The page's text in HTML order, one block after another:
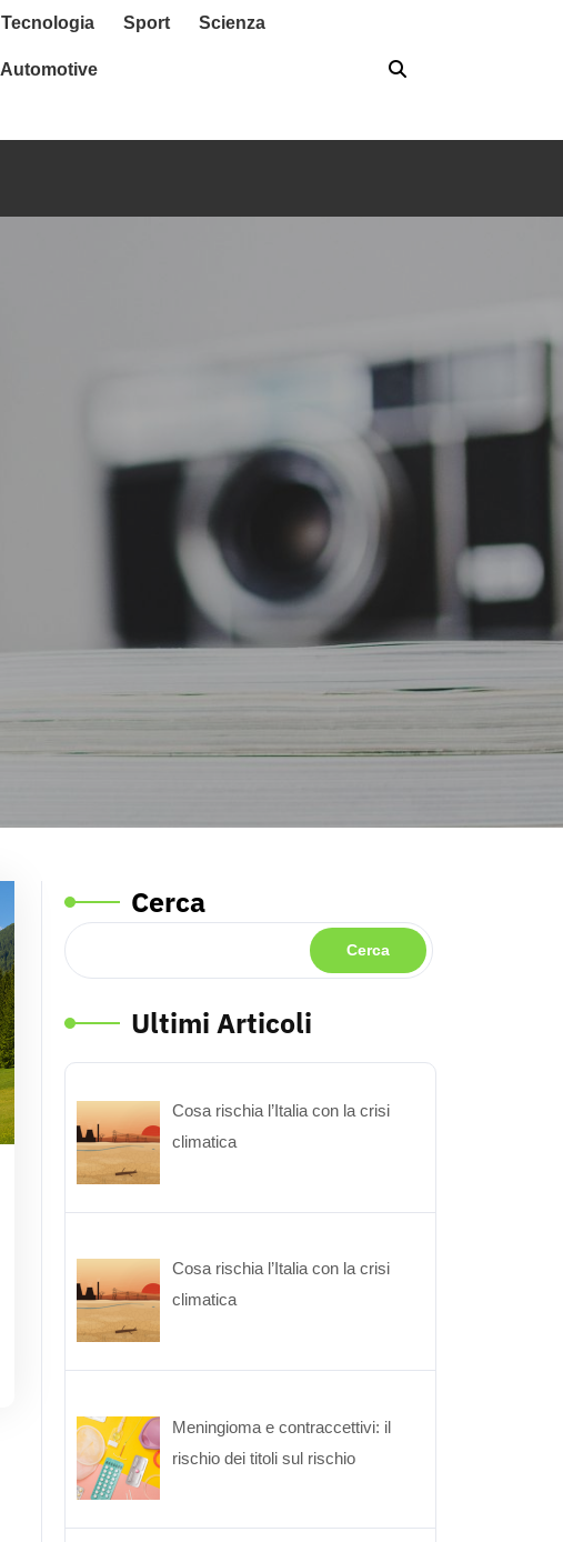
Tecnologia Sport Scienza
Automotive
Cerca
Cerca
Ultimi Articoli
Cosa rischia l’Italia con la crisi
climatica
Cosa rischia l’Italia con la crisi
climatica
Meningioma e contraccettivi: il
rischio dei titoli sul rischio